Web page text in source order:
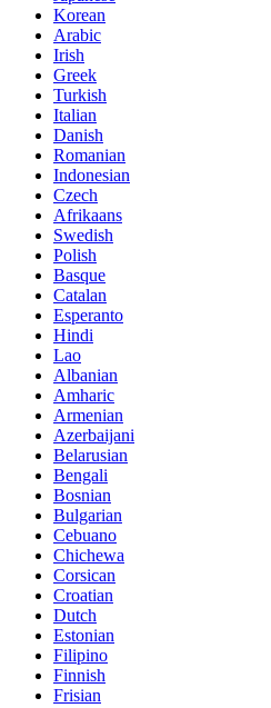
Korean
Arabic
Irish
Greek
Turkish
Italian
Danish
Romanian
Indonesian
Czech
Afrikaans
Swedish
Polish
Basque
Catalan
Esperanto
Hindi
Lao
Albanian
Amharic
Armenian
Azerbaijani
Belarusian
Bengali
Bosnian
Bulgarian
Cebuano
Chichewa
Corsican
Croatian
Dutch
Estonian
Filipino
Finnish
Frisian